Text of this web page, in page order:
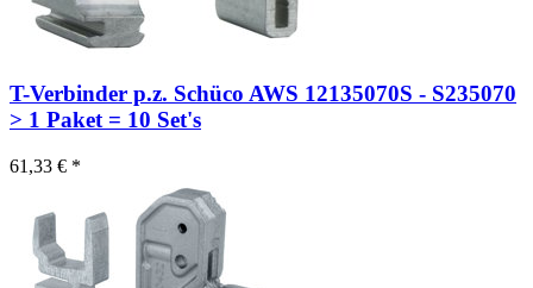
T-Verbinder p.z. Schüco AWS 12135070S - S235070
> 1 Paket = 10 Set's
61,33 € *